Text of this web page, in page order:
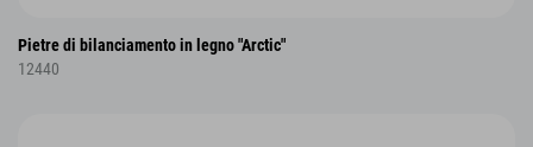
Pietre di bilanciamento in legno "Arctic"
12440